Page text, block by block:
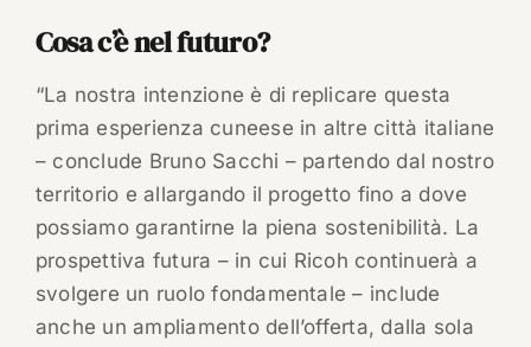
Cosa c’è nel futuro?
“La nostra intenzione è di replicare questa
prima esperienza cuneese in altre città italiane
– conclude Bruno Sacchi – partendo dal nostro
territorio e allargando il progetto fino a dove
possiamo garantirne la piena sostenibilità. La
prospettiva futura – in cui Ricoh continuerà a
svolgere un ruolo fondamentale – include
anche un ampliamento dell’offerta, dalla sola